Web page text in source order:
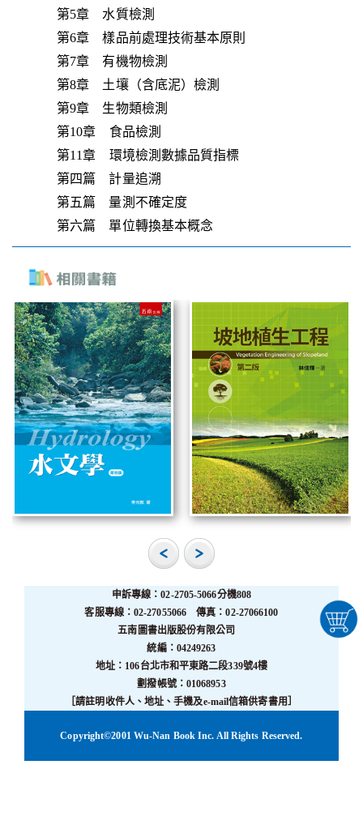
第5章 水質檢測
第6章 樣品前處理技術基本原則
第7章 有機物檢測
第8章 土壤（含底泥）檢測
第9章 生物類檢測
第10章 食品檢測
第11章 環境檢測數據品質指標
第四篇 計量追溯
第五篇 量測不確定度
第六篇 單位轉換基本概念
申訴專線：02-2705-5066分機808
客服專線：02-27055066 傳真：02-27066100
五南圖書出版股份有限公司
統編：04249263
地址：106台北市和平東路二段339號4樓
劃撥帳號：01068953
［請註明收件人、地址、手機及e-mail信箱供寄書用］
Copyright©2001 Wu-Nan Book Inc. All Rights Reserved.